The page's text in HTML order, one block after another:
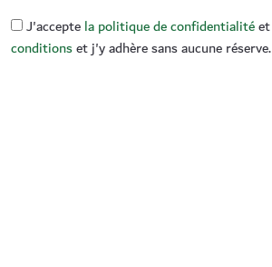
J'acceptela politique de confidentialitéet
conditionset j'y adhère sans aucune réserve.